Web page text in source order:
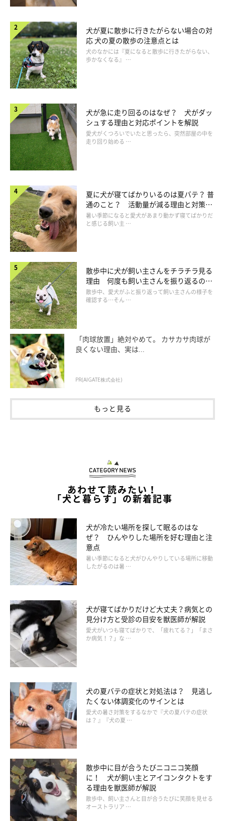
犬が夏に散歩に行きたがらない場合の対
応 犬の夏の散歩の注意点とは
犬のなかには『夏になると散歩に行きたがらない、
歩かなくなる』 …
犬が急に走り回るのはなぜ？ 犬がダッ
シュする理由と対応ポイントを解説
愛犬がくつろいでいたと思ったら、突然部屋の中を
走り回り始める …
夏に犬が寝てばかりいるのは夏バテ？ 普
通のこと？ 活動量が減る理由と対策と
は
暑い季節になると愛犬があまり動かず寝てばかりだ
と感じる飼い主 …
散歩中に犬が飼い主さんをチラチラ見る
理由 何度も飼い主さんを振り返るのは
なぜ？
散歩中、愛犬がふと振り返って飼い主さんの様子を
確認する…そん …
「肉球放置」絶対やめて。 カサカサ肉球が
良くない理由、実は...
PR(AIGATE株式会社)
もっと見る
あわせて読みたい！
「犬と暮らす」の新着記事
犬が冷たい場所を探して眠るのはな
ぜ？ ひんやりした場所を好む理由と注
意点
暑い季節になると犬がひんやりしている場所に移動
したがるのは暑 …
犬が寝てばかりだけど大丈夫？病気との
見分け方と受診の目安を獣医師が解説
愛犬がいつも寝てばかりで、「疲れてる？」「まさ
か病気！？」な …
犬の夏バテの症状と対処法は？ 見逃し
たくない体調変化のサインとは
愛犬の暑さ対策をするなかで『犬の夏バテの症状
は？ 』『犬の夏 …
散歩中に目が合うたびニコニコ笑顔
に！ 犬が飼い主とアイコンタクトをす
る理由を獣医師が解説
散歩中、飼い主さんと目が合うたびに笑顔を見せる
オーストラリア …